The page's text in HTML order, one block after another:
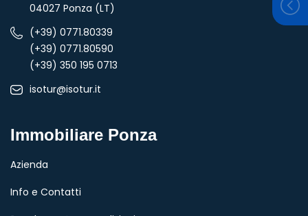
04027 Ponza (LT)
(+39) 0771.80339
(+39) 0771.80590
(+39) 350 195 0713
isotur@isotur.it
Immobiliare Ponza
Azienda
Info e Contatti